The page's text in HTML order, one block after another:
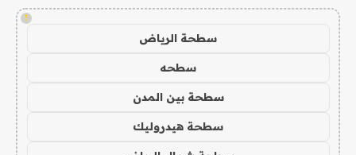
!
سطحة الرياض
سطحه
سطحة بين المدن
سطحة هيدروليك